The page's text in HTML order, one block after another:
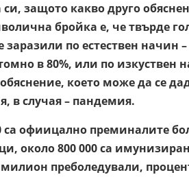
защото какво друго
бройка е, че твърде
заразили по естествен начин
в 80%, или по изкуствен
което може да се
в случая – пандемия.
са офиицално преминалите
около 800 000 са
преболедували,